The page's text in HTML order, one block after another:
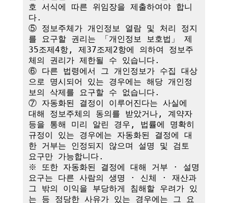
호 서식에 따른 위임장을 제출하여야 합니
다.
⑤ 정보주체가 개인정보 열람 및 처리 정지
를 요구할 권리는 「개인정보 보호법」 제
35조제4항, 제37조제2항에 의하여 정보주
체의 권리가 제한될 수 있습니다.
⑥ 다른 법령에서 그 개인정보가 수집 대상
으로 명시되어 있는 경우에는 해당 개인정
보의 삭제를 요구할 수 없습니다.
⑦ 자동화된 결정이 이루어진다는 사실에
대해 정보주체의 동의를 받았거나, 계약자
등을 통해 미리 알린 경우, 법률에 명확히
규정이 있는 경우에는 자동화된 결정에 대
한 거부는 인정되지 않으며 설명 및 검토
요구만 가능합니다.
※ 또한 자동화된 결정에 대해 거부 · 설명
요구는 다른 사람의 생명 · 신체 · 재산과
그 밖의 이익을 부당하게 침해할 우려가 있
는 등 정당한 사유가 있는 경우에는 그 요